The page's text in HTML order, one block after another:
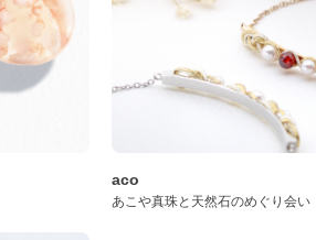
aco
あこや真珠と天然石のめぐり会い